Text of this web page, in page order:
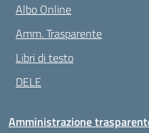
Albo Online
Amm. Trasparente
Libri di testo
DELE
Amministrazione